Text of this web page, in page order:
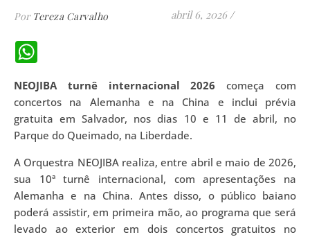
abril 6, 2026 /
Por Tereza Carvalho
NEOJIBA turnê internacional 2026 começa com
concertos na Alemanha e na China e inclui prévia
gratuita em Salvador, nos dias 10 e 11 de abril, no
Parque do Queimado, na Liberdade.
A Orquestra NEOJIBA realiza, entre abril e maio de 2026,
sua 10ª turnê internacional, com apresentações na
Alemanha e na China. Antes disso, o público baiano
poderá assistir, em primeira mão, ao programa que será
levado ao exterior em dois concertos gratuitos no